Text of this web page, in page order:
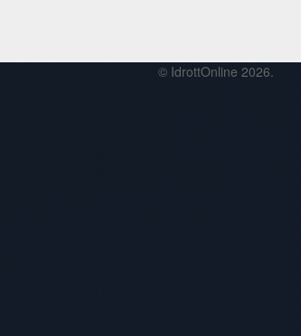
© IdrottOnline 2026.